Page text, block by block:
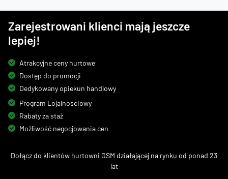
Zarejestrowani klienci mają jeszcze
lepiej!
Atrakcyjne ceny hurtowe
Dostęp do promocji
Dedykowany opiekun handlowy
Program Lojalnościowy
Rabaty za staż
Możliwość negocjowania cen
Dołącz do klientów hurtowni GSM działającej na rynku od ponad 23
lat